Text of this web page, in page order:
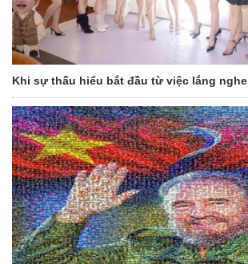
Khi sự thấu hiểu bắt đầu từ việc lắng nghe